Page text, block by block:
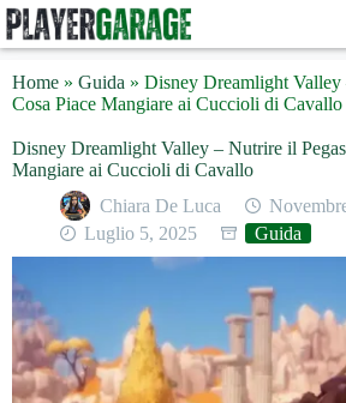
Salta
al
contenuto
Home » Guida » Disney Dreamlight Valley
Cosa Piace Mangiare ai Cuccioli di Cavallo
Disney Dreamlight Valley – Nutrire il
Mangiare ai Cuccioli di Cavallo
Chiara De Luca
Luglio 5, 2025
Guida